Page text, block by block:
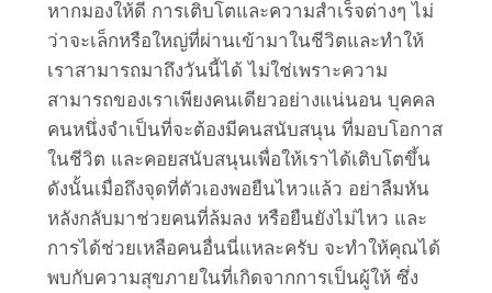
หากมองให้ดี การเติบโตและความสำเร็จต่างๆ ไม่
ว่าจะเล็กหรือใหญ่ที่ผ่านเข้ามาในชีวิตและทำให้
เราสามารถมาถึงวันนี้ได้ ไม่ใช่เพราะความ
สามารถของเราเพียงคนเดียวอย่างแน่นอน บุคคล
คนหนึ่งจำเป็นที่จะต้องมีคนสนับสนุน ที่มอบโอกาส
ในชีวิต และคอยสนับสนุนเพื่อให้เราได้เติบโตขึ้น
ดังนั้นเมื่อถึงจุดที่ตัวเองพอยืนไหวแล้ว อย่าลืมหัน
หลังกลับมาช่วยคนที่ล้มลง หรือยืนยังไม่ไหว และ
การได้ช่วยเหลือคนอื่นนี่แหละครับ จะทำให้คุณได้
พบกับความสุขภายในที่เกิดจากการเป็นผู้ให้ ซึ่ง